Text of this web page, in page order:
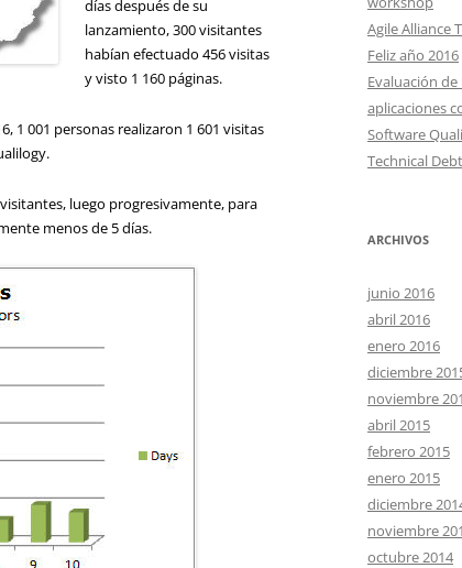
días después de su
lanzamiento, 300 visitantes
habían efectuado 456 visitas
y visto 1 160 páginas.
1 001 personas realizaron 1 601 visitas
luego progresivamente, para
menos de 5 días.
Agile Alliance
Feliz año 2016
Evaluación
aplicaciones
Software
Technical Debt
ARCHIVOS
junio 2016
abril 2016
enero 2016
diciembre
noviembre
abril 2015
febrero 2015
enero 2015
diciembre
noviembre
octubre 2014